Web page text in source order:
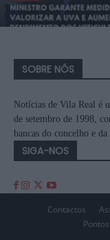
SOBRE NÓS
Notícias de Vila Real é
de setembro de 1998,
bancas do concelho e
SIGA-NOS
Contactos